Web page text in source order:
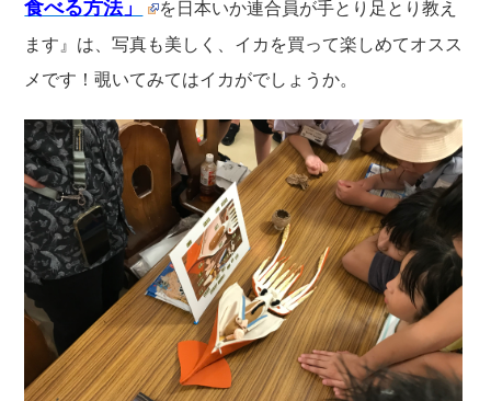
食べる方法」
を日本いか連合員が手とり足とり教え
ます』は、写真も美しく、イカを買って楽しめてオスス
メです！覗いてみてはイカがでしょうか。